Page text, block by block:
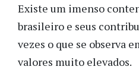
Existe um imenso
brasileiro e seus
vezes o que se observa
valores muito elevados.